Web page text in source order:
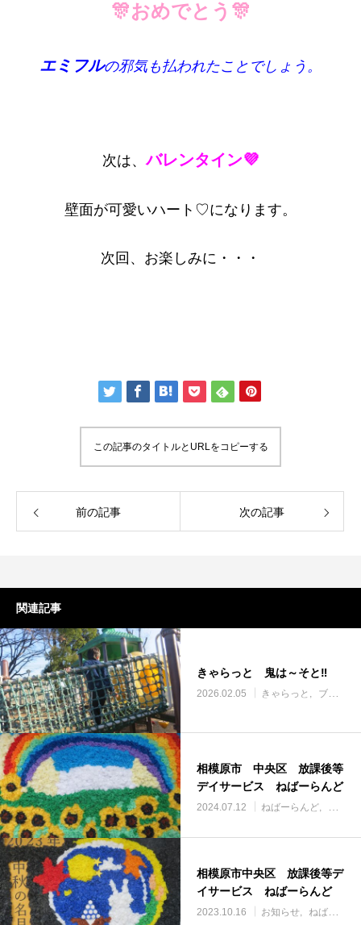
🎊おめでとう🎊
エミフルの邪気も払われたことでしょう。
次は、バレンタイン💜
壁面が可愛いハート♡になります。
次回、お楽しみに・・・
この記事のタイトルとURLをコピーする
前の記事 次の記事
関連記事
きゃらっと 鬼は～そと‼
2026.02.05 きゃらっと ブログ
相模原市 中央区 放課後等
デイサービス ねばーらんど
2024.07.12 ねばーらんど
相模原市中央区 放課後等デ
イサービス ねばーらんど
2023.10.16 お知らせ ねばーらんど